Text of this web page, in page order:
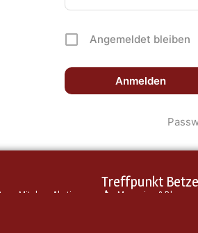
Angemeldet bleiben
Mit dem Abstieg
Treffpunkt Betze
Magazine & Blog